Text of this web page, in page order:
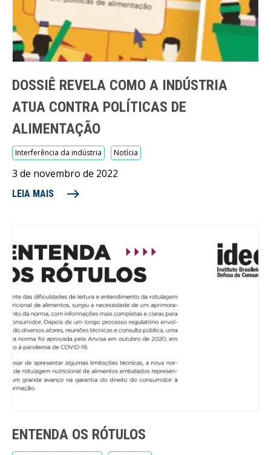
DOSSIÊ REVELA COMO A INDÚSTRIA
ATUA CONTRA POLÍTICAS DE
ALIMENTAÇÃO
Interferência da indústria Notícia
3 de novembro de 2022
LEIA MAIS east
ENTENDA OS RÓTULOS